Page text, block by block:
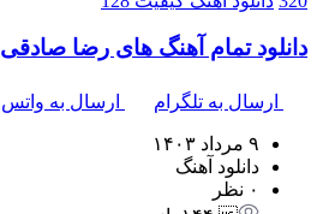
دانلود تمام آهنگ های رضا صادقی
ارسال به تلگرام ارسال به
۹ مرداد ۱۴۰۳
دانلود آهنگ
۰ نظر